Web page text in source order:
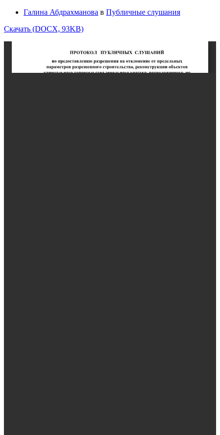
Галина Абдрахманова в Публичные слушания
Скачать (DOCX, 93KB)